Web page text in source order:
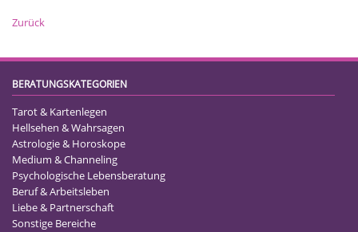
Zurück
BERATUNGSKATEGORIEN
Tarot & Kartenlegen
Hellsehen & Wahrsagen
Astrologie & Horoskope
Medium & Channeling
Psychologische Lebensberatung
Beruf & Arbeitsleben
Liebe & Partnerschaft
Sonstige Bereiche